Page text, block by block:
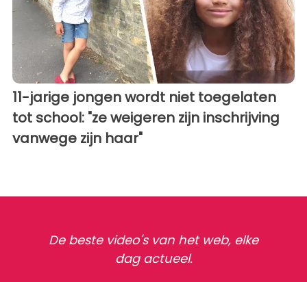
11-jarige jongen wordt niet toegelaten
tot school: "ze weigeren zijn inschrijving
vanwege zijn haar"
De beste video's van het web, elke
dag actueel.